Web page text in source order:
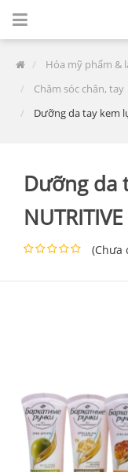
Hóa mỹ phẩm &
Chăm sóc chân, tay
Dưỡng da tay kem
Dưỡng da
(Chưa